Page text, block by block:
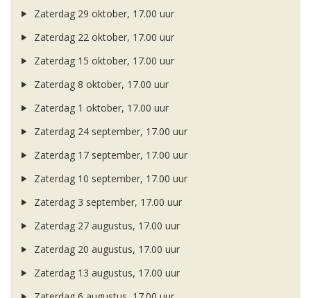
Zaterdag 29 oktober, 17.00 uur
Zaterdag 22 oktober, 17.00 uur
Zaterdag 15 oktober, 17.00 uur
Zaterdag 8 oktober, 17.00 uur
Zaterdag 1 oktober, 17.00 uur
Zaterdag 24 september, 17.00 uur
Zaterdag 17 september, 17.00 uur
Zaterdag 10 september, 17.00 uur
Zaterdag 3 september, 17.00 uur
Zaterdag 27 augustus, 17.00 uur
Zaterdag 20 augustus, 17.00 uur
Zaterdag 13 augustus, 17.00 uur